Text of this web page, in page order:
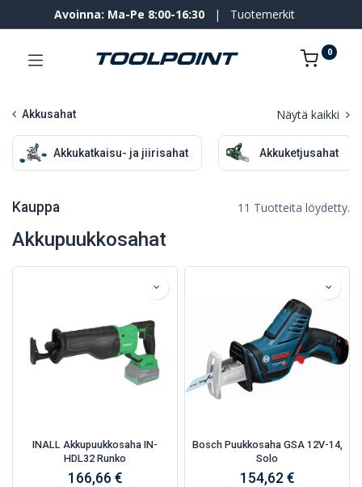
Avoinna: Ma-Pe 8:00-16:30 | Tuotemerkit
0
Akkusahat Näytä kaikki
Akkukatkaisu- ja jiirisahat Akkuketjusahat
Kauppa 11 Tuotteita löydetty.
Akkupuukkosahat
INALL Akkupuukkosaha IN-
HDL32 Runko
166,66 €
Bosch Puukkosaha GSA 12V-14,
Solo
154,62 €